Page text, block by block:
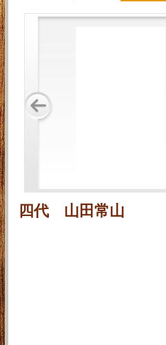
四代 山田常山